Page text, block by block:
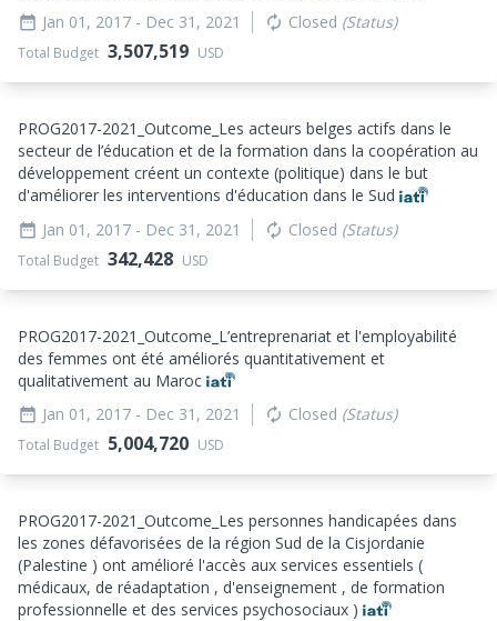
date_range Jan 01, 2017 - Dec 31, 2021 autorenew Closed (Status)
Total Budget 3,507,519 USD
PROG2017-2021_ Outcome_ Les acteurs belges actifs dans le
secteur de l’éducation et de la formation dans la coopération au
développement créent un contexte (politique) dans le but
d'améliorer les interventions d'éducation dans le Sud
date_range Jan 01, 2017 - Dec 31, 2021 autorenew Closed (Status)
Total Budget 342,428 USD
PROG2017-2021_ Outcome_ L’entreprenariat et l'employabilité
des femmes ont été améliorés quantitativement et
qualitativement au Maroc
date_range Jan 01, 2017 - Dec 31, 2021 autorenew Closed (Status)
Total Budget 5,004,720 USD
PROG2017-2021_ Outcome_ Les personnes handicapées dans
les zones défavorisées de la région Sud de la Cisjordanie
(Palestine ) ont amélioré l'accès aux services essentiels (
médicaux, de réadaptation , d'enseignement , de formation
professionnelle et des services psychosociaux )